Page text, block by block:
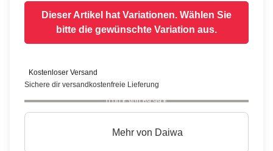
Dieser Artikel hat Variationen. Wählen Sie
bitte die gewünschte Variation aus.
Kostenloser Versand
Sichere dir versandkostenfreie Lieferung
0,00 € von 69,99 €
Mehr von Daiwa